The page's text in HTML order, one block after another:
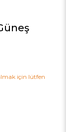
için lütfen